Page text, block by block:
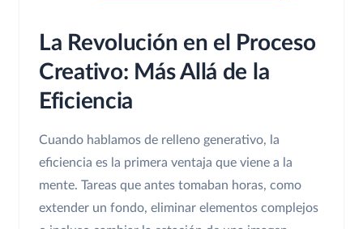
La Revolución en el Proceso
Creativo: Más Allá de la
Eficiencia
Cuando hablamos de relleno generativo, la
eficiencia es la primera ventaja que viene a la
mente. Tareas que antes tomaban horas, como
extender un fondo, eliminar elementos complejos